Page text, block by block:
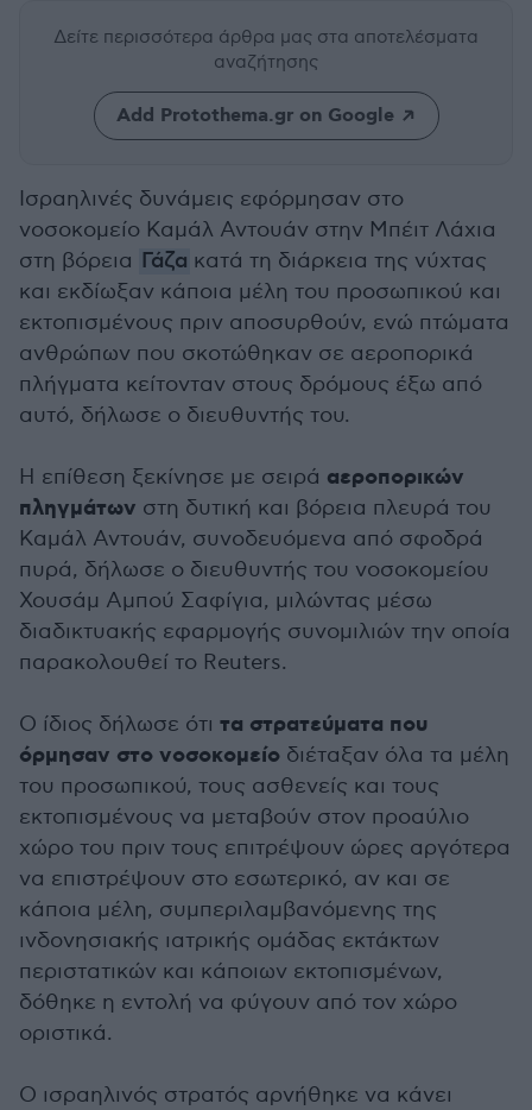
Δείτε περισσότερα άρθρα μας στα αποτελέσματα
αναζήτησης
Add Protothema.gr on Google
Ισραηλινές δυνάμεις εφόρμησαν στο
νοσοκομείο Καμάλ Αντουάν στην Μπέιτ Λάχια
στη βόρεια Γάζα κατά τη διάρκεια της νύχτας
και εκδίωξαν κάποια μέλη του προσωπικού και
εκτοπισμένους πριν αποσυρθούν, ενώ πτώματα
ανθρώπων που σκοτώθηκαν σε αεροπορικά
πλήγματα κείτονταν στους δρόμους έξω από
αυτό, δήλωσε ο διευθυντής του.
Η επίθεση ξεκίνησε με σειρά αεροπορικών
πληγμάτων στη δυτική και βόρεια πλευρά του
Καμάλ Αντουάν, συνοδευόμενα από σφοδρά
πυρά, δήλωσε ο διευθυντής του νοσοκομείου
Χουσάμ Αμπού Σαφίγια, μιλώντας μέσω
διαδικτυακής εφαρμογής συνομιλιών την οποία
παρακολουθεί το Reuters.
Ο ίδιος δήλωσε ότι τα στρατεύματα που
όρμησαν στο νοσοκομείο διέταξαν όλα τα μέλη
του προσωπικού, τους ασθενείς και τους
εκτοπισμένους να μεταβούν στον προαύλιο
χώρο του πριν τους επιτρέψουν ώρες αργότερα
να επιστρέψουν στο εσωτερικό, αν και σε
κάποια μέλη, συμπεριλαμβανόμενης της
ινδονησιακής ιατρικής ομάδας εκτάκτων
περιστατικών και κάποιων εκτοπισμένων,
δόθηκε η εντολή να φύγουν από τον χώρο
οριστικά.
Ο ισραηλινός στρατός αρνήθηκε να κάνει